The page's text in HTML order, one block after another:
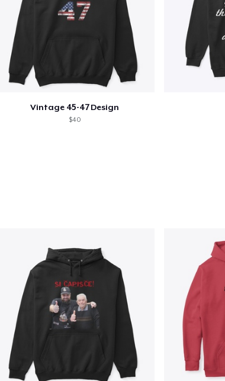
Vintage 45-47 Design
$40